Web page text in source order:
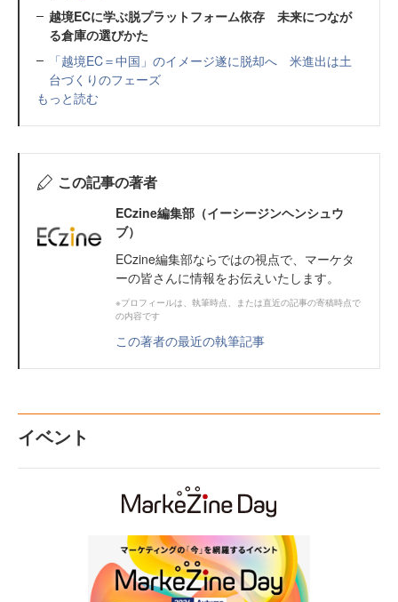
越境ECに学ぶ脱プラットフォーム依存 未来につなが
る倉庫の選びかた
「越境EC＝中国」のイメージ遂に脱却へ 米進出は土
台づくりのフェーズ
もっと読む
この記事の著者
ECzine編集部（イーシージンヘンシュウ
ブ）
ECzine編集部ならではの視点で、マーケタ
ーの皆さんに情報をお伝えいたします。
※プロフィールは、執筆時点、または直近の記事の寄稿時点で
の内容です
この著者の最近の執筆記事
イベント